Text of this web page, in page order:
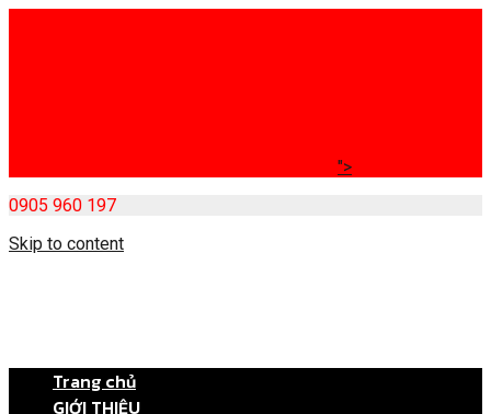
">
0905 960 197
Skip to content
Trang chủ
GIỚI THIỆU